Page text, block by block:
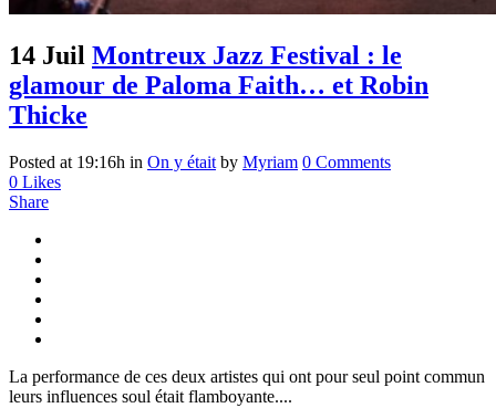
14 Juil Montreux Jazz Festival : le
glamour de Paloma Faith… et Robin
Thicke
Posted at 19:16h in On y était by Myriam 0 Comments
0 Likes
Share
La performance de ces deux artistes qui ont pour seul point commun
leurs influences soul était flamboyante....